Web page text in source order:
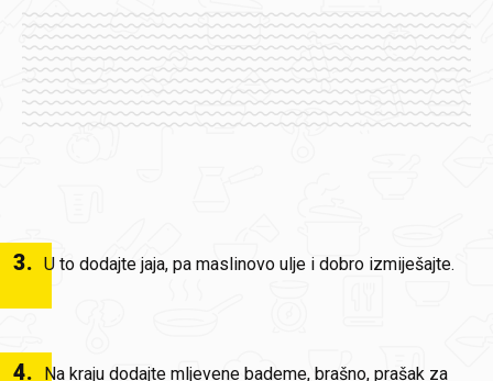
3. U to dodajte jaja, pa maslinovo ulje i dobro izmiješajte.
4. Na kraju dodajte mljevene bademe, brašno, prašak za